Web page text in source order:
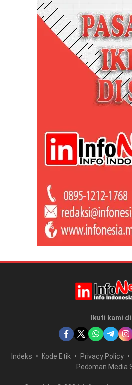
Ikuti kami di
Indeks Kode Etik Privacy Policy
Pedoman Media